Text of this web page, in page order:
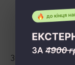
базові
Згодом агент